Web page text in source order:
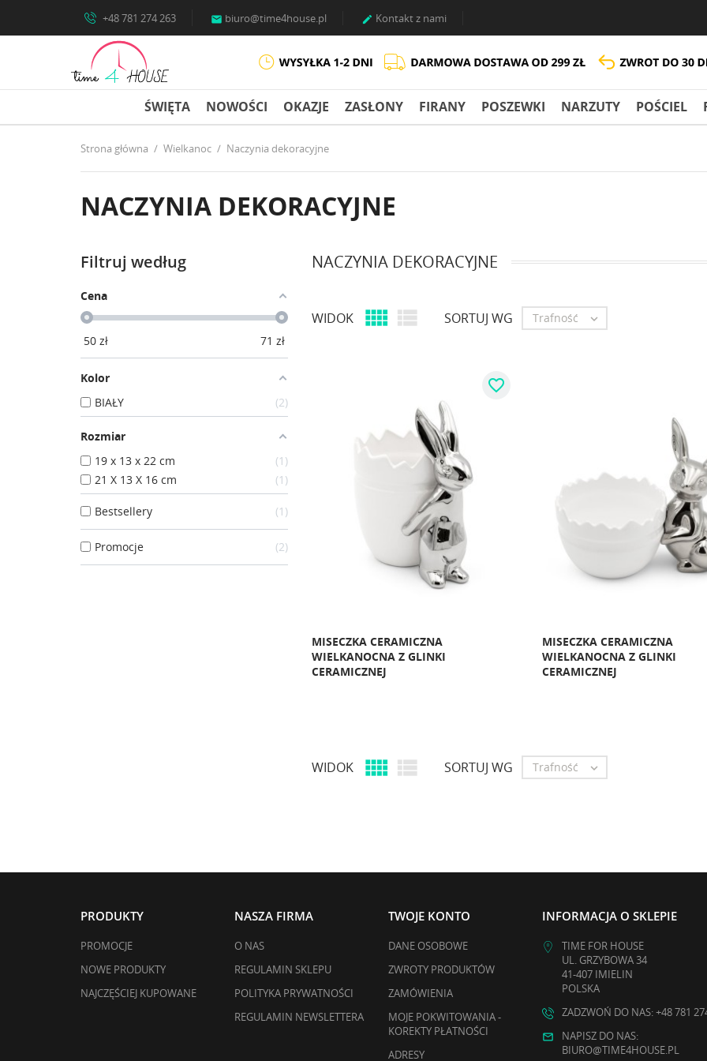
+48 781 274 263  biuro@time4house.pl  Kontakt z nami
ŚWIĘTA NOWOŚCI OKAZJE ZASŁONY FIRANY POSZEWKI NARZUTY POŚCIEL
Strona główna Wielkanoc Naczynia dekoracyjne
NACZYNIA DEKORACYJNE
Filtruj według
Cena
50 zł 71 zł
Kolor
BIAŁY
2
Rozmiar
19 x 13 x 22 cm
1
21 X 13 X 16 cm
1
Bestsellery 1
Promocje 2
NACZYNIA DEKORACYJNE
WIDOK   SORTUJ WG Trafność 
MISECZKA CERAMICZNA
WIELKANOCNA Z GLINKI
CERAMICZNEJ
favorite_border
MISECZKA CERAMICZNA
WIELKANOCNA Z GLINKI
CERAMICZNEJ
WIDOK   SORTUJ WG Trafność 
PRODUKTY
PROMOCJE
NOWE PRODUKTY
NAJCZĘŚCIEJ KUPOWANE
NASZA FIRMA
O NAS
REGULAMIN SKLEPU
POLITYKA PRYWATNOŚCI
REGULAMIN NEWSLETTERA
TWOJE KONTO
DANE OSOBOWE
ZWROTY PRODUKTÓW
ZAMÓWIENIA
MOJE POKWITOWANIA -
KOREKTY PŁATNOŚCI
ADRESY
INFORMACJA O SKLEPIE
TIME FOR HOUSE
UL. GRZYBOWA 34
41-407 IMIELIN
POLSKA
ZADZWOŃ DO NAS: +48 781
NAPISZ DO NAS:
BIURO@TIME4HOUSE.PL